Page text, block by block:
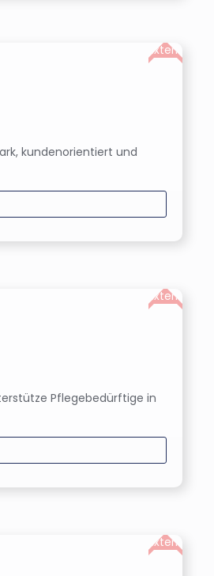
kundenorientiert und
Extern
Pflegebedürftige in
Extern
Extern